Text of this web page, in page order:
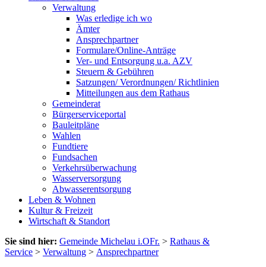
Verwaltung
Was erledige ich wo
Ämter
Ansprechpartner
Formulare/Online-Anträge
Ver- und Entsorgung u.a. AZV
Steuern & Gebühren
Satzungen/ Verordnungen/ Richtlinien
Mitteilungen aus dem Rathaus
Gemeinderat
Bürgerserviceportal
Bauleitpläne
Wahlen
Fundtiere
Fundsachen
Verkehrsüberwachung
Wasserversorgung
Abwasserentsorgung
Leben & Wohnen
Kultur & Freizeit
Wirtschaft & Standort
Sie sind hier: Gemeinde Michelau i.OFr. > Rathaus &
Service > Verwaltung > Ansprechpartner